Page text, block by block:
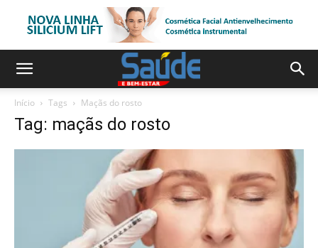
Início Tags Maçãs do rosto
Tag: maçãs do rosto